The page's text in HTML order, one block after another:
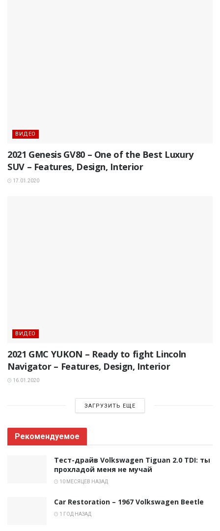
ВИДЕО
2021 Genesis GV80 – One of the Best Luxury
SUV – Features, Design, Interior
17.01.2020
ВИДЕО
2021 GMC YUKON – Ready to fight Lincoln
Navigator – Features, Design, Interior
16.01.2020
ЗАГРУЗИТЬ ЕЩЕ
Рекомендуемое
Тест-драйв Volkswagen Tiguan 2.0 TDI: ты
прохладой меня не мучай
10 МЕСЯЦЕВ НАЗАД
Car Restoration – 1967 Volkswagen Beetle
1 ГОД НАЗАД